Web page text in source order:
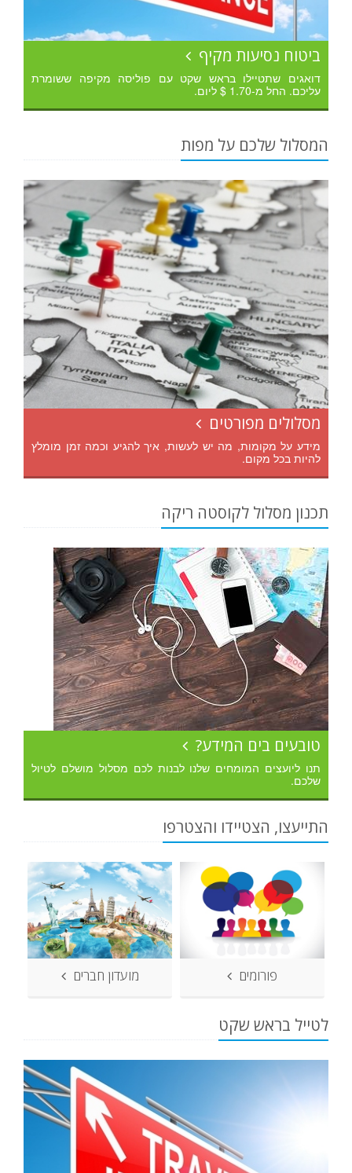
ביטוח נסיעות מקיף
דואגים שתטיילו בראש שקט עם פוליסה מקיפה ששומרת
עליכם. החל מ-1.70 $ ליום.
המסלול שלכם על מפות
מסלולים מפורטים
מידע על מקומות, מה יש לעשות, איך להגיע וכמה זמן מומלץ
להיות בכל מקום.
תכנון מסלול לקוסטה ריקה
טובעים בים המידע?
תנו ליועצים המומחים שלנו לבנות לכם מסלול מושלם לטיול
שלכם.
התייעצו, הצטיידו והצטרפו
פורומים מועדון חברים
לטייל בראש שקט